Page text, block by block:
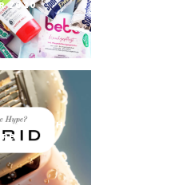
2020
WORTH